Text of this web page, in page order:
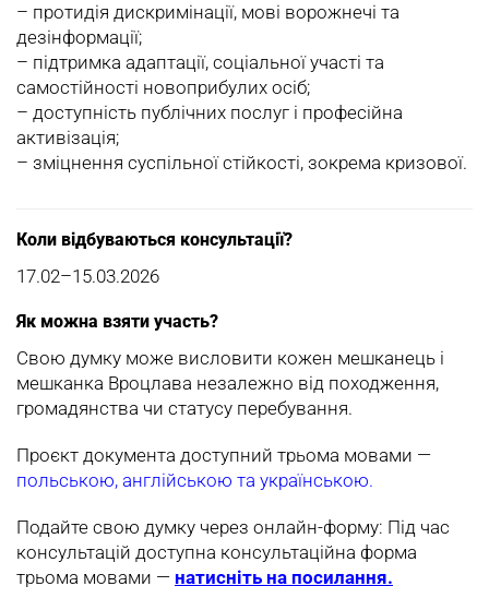
– протидія дискримінації, мові ворожнечі та
дезінформації;
– підтримка адаптації, соціальної участі та
самостійності новоприбулих осіб;
– доступність публічних послуг і професійна
активізація;
– зміцнення суспільної стійкості, зокрема кризової.
Коли відбуваються консультації?
17.02–15.03.2026
Як можна взяти участь?
Свою думку може висловити кожен мешканець і
мешканка Вроцлава незалежно від походження,
громадянства чи статусу перебування.
Проєкт документа доступний трьома мовами —
польською, англійською та українською.
Подайте свою думку через онлайн-форму: Під час
консультацій доступна консультаційна форма
трьома мовами — натисніть на посилання.